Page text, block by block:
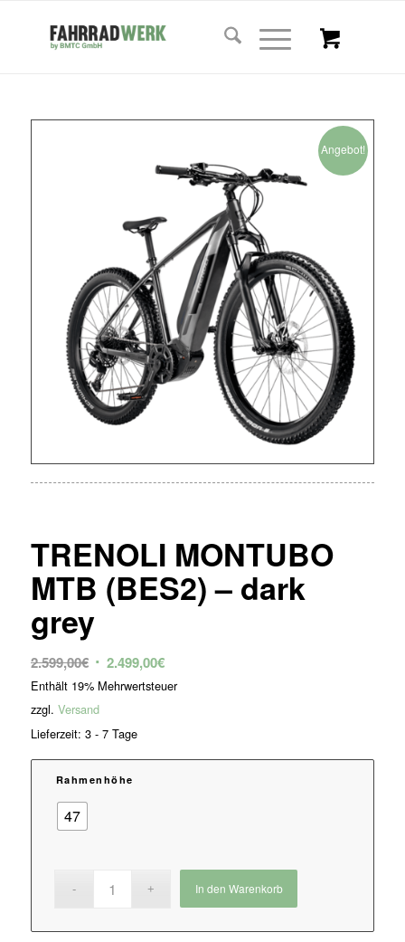
Angebot!
TRENOLI MONTUBO
MTB (BES2) – dark
grey
2.599,00€ Ursprünglicher
Preis
war:
2.599,00€
2.499,00€Aktueller
Preis
Enthält 19% Mehrwertsteuer
zzgl. Versand
Lieferzeit: 3 - 7 Tage
Rahmenhöhe
47
In den Warenkorb